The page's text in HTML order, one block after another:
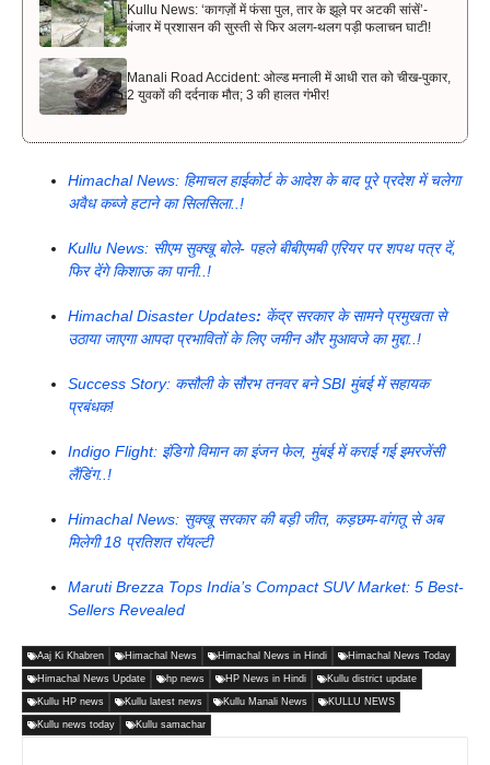
Kullu News: ‘कागज़ों में फंसा पुल, तार के झूले पर अटकी सांसें’-
बंजार में प्रशासन की सुस्ती से फिर अलग-थलग पड़ी फलाचन घाटी!
Manali Road Accident: ओल्ड मनाली में आधी रात को चीख-पुकार,
2 युवकों की दर्दनाक मौत; 3 की हालत गंभीर!
Himachal News: हिमाचल हाईकोर्ट के आदेश के बाद पूरे प्रदेश में चलेगा
अवैध कब्जे हटाने का सिलसिला..!
Kullu News: सीएम सुक्खू बोले- पहले बीबीएमबी एरियर पर शपथ पत्र दें,
फिर देंगे किशाऊ का पानी..!
Himachal Disaster Updates: केंद्र सरकार के सामने प्रमुखता से
उठाया जाएगा आपदा प्रभावितों के लिए जमीन और मुआवजे का मुद्दा..!
Success Story: कसौली के सौरभ तनवर बने SBI मुंबई में सहायक
प्रबंधक!
Indigo Flight: इंडिगो विमान का इंजन फेल, मुंबई में कराई गई इमरजेंसी
लैंडिंग..!
Himachal News: सुक्खू सरकार की बड़ी जीत, कड़छम-वांगतू से अब
मिलेगी 18 प्रतिशत रॉयल्टी
Maruti Brezza Tops India’s Compact SUV Market: 5 Best-
Sellers Revealed
Aaj Ki Khabren Himachal News Himachal News in Hindi Himachal News Today
Himachal News Update hp news HP News in Hindi Kullu district update
Kullu HP news Kullu latest news Kullu Manali News KULLU NEWS
Kullu news today Kullu samachar